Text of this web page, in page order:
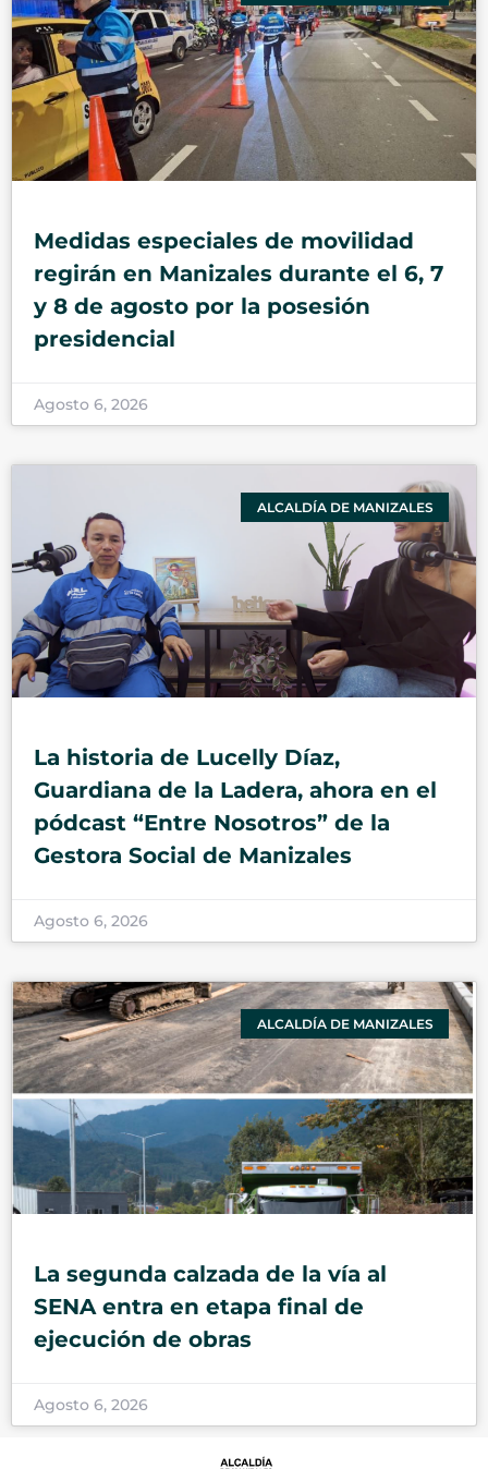
Medidas especiales de movilidad
regirán en Manizales durante el 6, 7
y 8 de agosto por la posesión
presidencial
Agosto 6, 2026
ALCALDÍA DE MANIZALES
La historia de Lucelly Díaz,
Guardiana de la Ladera, ahora en el
pódcast “Entre Nosotros” de la
Gestora Social de Manizales
Agosto 6, 2026
ALCALDÍA DE MANIZALES
La segunda calzada de la vía al
SENA entra en etapa final de
ejecución de obras
Agosto 6, 2026